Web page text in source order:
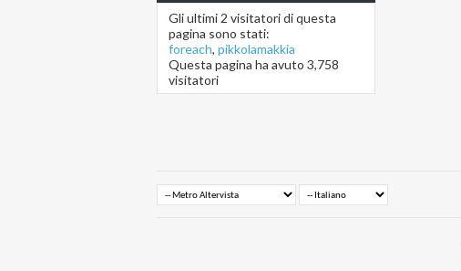
Gli ultimi 2 visitatori di questa
pagina sono stati:
foreach, pikkolamakkia
Questa pagina ha avuto 3,758
visitatori